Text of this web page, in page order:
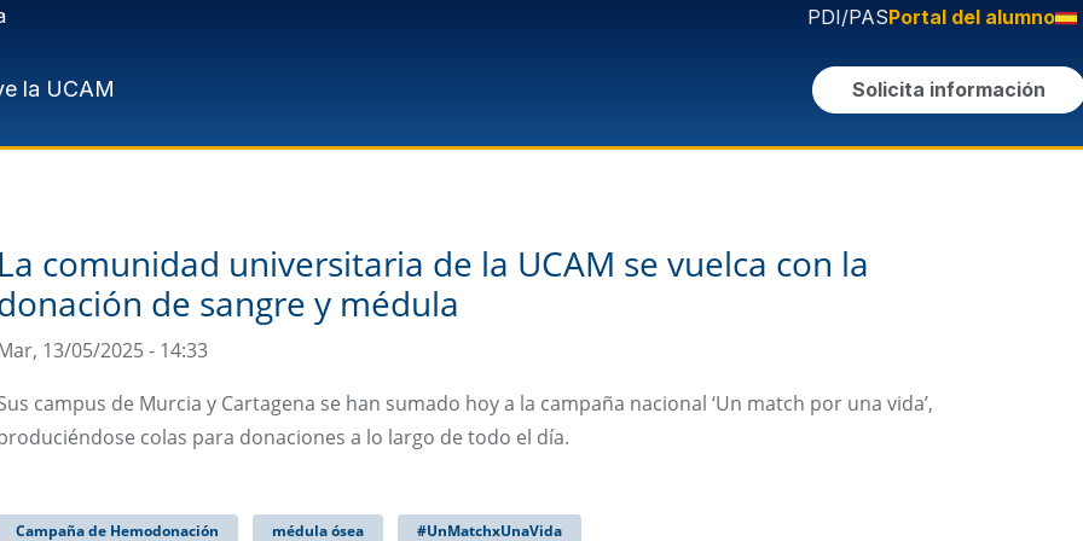
PDI/PASPortal del alumno
la UCAM Solicita información
La comunidad universitaria de la UCAM se vuelca con la
de sangre y médula
13/05/2025 - 14:33
campus de Murcia y Cartagena se han sumado hoy a la campaña nacional ‘Un match por una vida’,
colas para donaciones a lo largo de todo el día.
Campaña de Hemodonación médula ósea #UnMatchxUnaVida